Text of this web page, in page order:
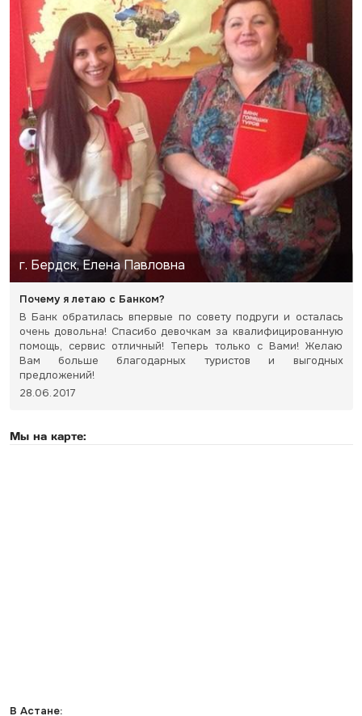
г. Бердск, Елена Павловна
Почему я летаю с Банком?
В Банк обратилась впервые по совету подруги и осталась
очень довольна! Спасибо девочкам за квалифицированную
помощь, сервис отличный! Теперь только с Вами! Желаю
Вам больше благодарных туристов и выгодных
предложений!
28.06.2017
Мы на карте:
В Астане: